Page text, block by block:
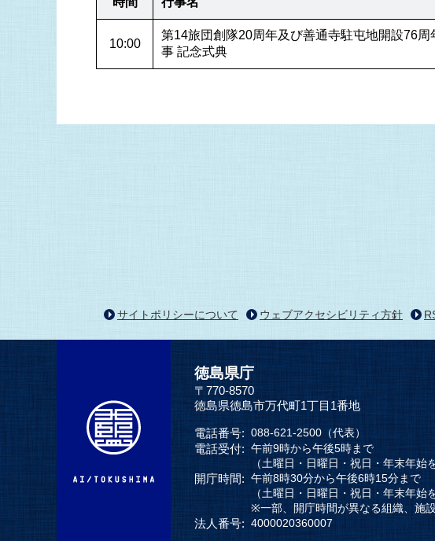
10:00
第14旅団創隊20周年及び善通寺駐屯地開設76周
事 記念式典
サイトポリシーについて ウェブアクセシビリティ方針
徳島県庁
〒770-8570
徳島県徳島市万代町1丁目1番地
電話番号: 088-621-2500（代表）
電話受付: 午前9時から午後5時まで
（土曜日・日曜日・祝日・年末年始
開庁時間: 午前8時30分から午後6時15分まで
（土曜日・日曜日・祝日・年末年始
※一部、開庁時間が異なる組織、施設
法人番号: 4000020360007